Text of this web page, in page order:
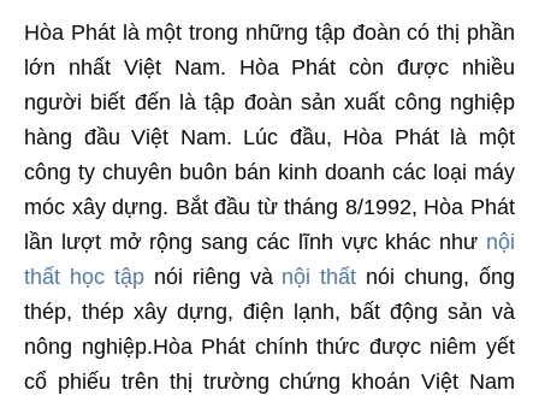
Hòa Phát là một trong những tập đoàn có thị phần
lớn nhất Việt Nam. Hòa Phát còn được nhiều
người biết đến là tập đoàn sản xuất công nghiệp
hàng đầu Việt Nam. Lúc đầu, Hòa Phát là một
công ty chuyên buôn bán kinh doanh các loại máy
móc xây dựng. Bắt đầu từ tháng 8/1992, Hòa Phát
lần lượt mở rộng sang các lĩnh vực khác như nội
thất học tậpnói riêng và nội thất nói chung, ống
thép, thép xây dựng, điện lạnh, bất động sản và
nông nghiệp.Hòa Phát chính thức được niêm yết
cổ phiếu trên thị trường chứng khoán Việt Nam